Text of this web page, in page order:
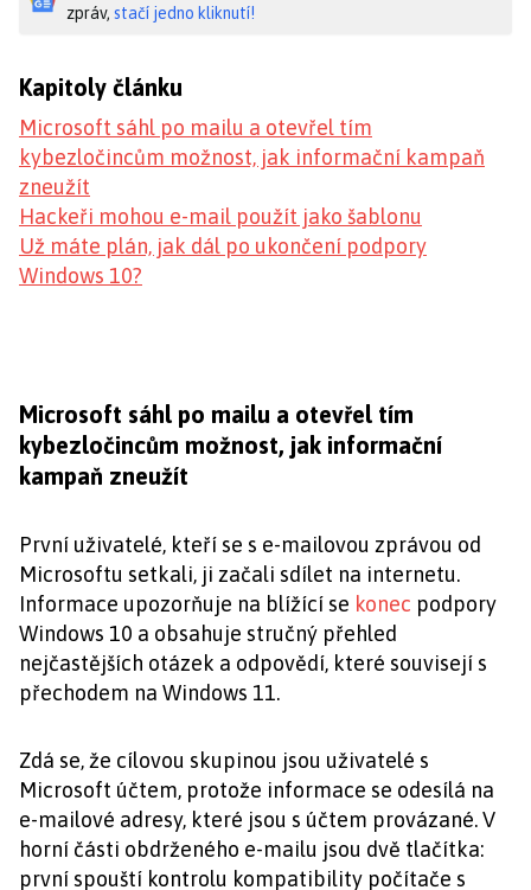
zpráv, stačí jedno kliknutí!
Kapitoly článku
Microsoft sáhl po mailu a otevřel tím
kybezločincům možnost, jak informační kampaň
zneužít
Hackeři mohou e-mail použít jako šablonu
Už máte plán, jak dál po ukončení podpory
Windows 10?
Microsoft sáhl po mailu a otevřel tím
kybezločincům možnost, jak informační
kampaň zneužít
První uživatelé, kteří se s e-mailovou zprávou od
Microsoftu setkali, ji začali sdílet na internetu.
Informace upozorňuje na blížící se konec podpory
Windows 10 a obsahuje stručný přehled
nejčastějších otázek a odpovědí, které souvisejí s
přechodem na Windows 11.
Zdá se, že cílovou skupinou jsou uživatelé s
Microsoft účtem, protože informace se odesílá na
e-mailové adresy, které jsou s účtem provázané. V
horní části obdrženého e-mailu jsou dvě tlačítka:
první spouští kontrolu kompatibility počítače s